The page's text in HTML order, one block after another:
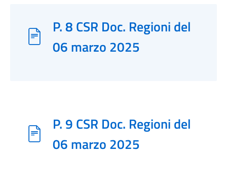
P. 8 CSR Doc. Regioni del
06 marzo 2025
P. 9 CSR Doc. Regioni del
06 marzo 2025